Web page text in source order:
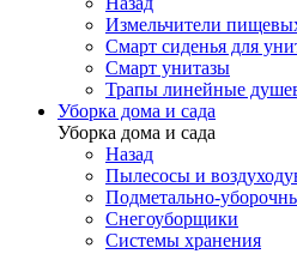
Измельчители
Смарт сиденья для
Смарт унитазы
Трапы линейные
Уборка дома и сада
Уборка дома и сада
Назад
Пылесосы и
Подметально-
Снегоуборщики
Системы хранения